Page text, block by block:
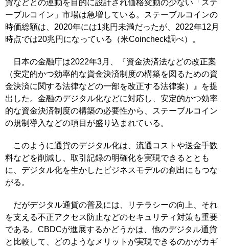
貨などとの連動を目的に設計され価格変動の少ない「ステ
ーブルコイン」市場は急増している。ステーブルコインの
時価総額は、2020年には1兆円未満だったが、2022年12月
時点では20兆円になっている（米Coincheck調べ）。
日本の金融庁は2022年3月、『資金決済法などの改正案
（安定的かつ効率的な資金決済制度の構築を図るための資
金決済に関する法律などの一部を改正する法律案）』を提
出した。金融のデジタル化などに対応し、安定的かつ効率
的な資金決済制度の構築の必要性から、ステーブルコイン
の規制導入などの項目が盛り込まれている。
このように通貨のデジタル化は、流通コストや送金手数
料などを削減し、取引記録の明確化を実現できるととも
に、デジタル化を生かしたビジネスモデルの創出にもつな
がる。
だがデジタル通貨の普及には、リテラシーの向上、それ
を支える不正アクセス防止などのセキュリティ対策も重要
である。CBDCが進展するかどうかは、他のデジタル通貨
と比較して、どのようなメリットが実現できるのかがカギ